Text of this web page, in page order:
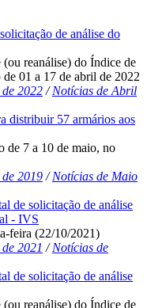
de análise do
reanálise) do Índice de
01 a 17 de abril de 2022
2022 /Notícias de Abril
distribuir 57 armários aos
de 7 a 10 de maio, no
2019 /Notícias de Maio
de solicitação de análise
- IVS
feira (22/10/2021)
2021 /Notícias de
de solicitação de análise
reanálise) do Índice de